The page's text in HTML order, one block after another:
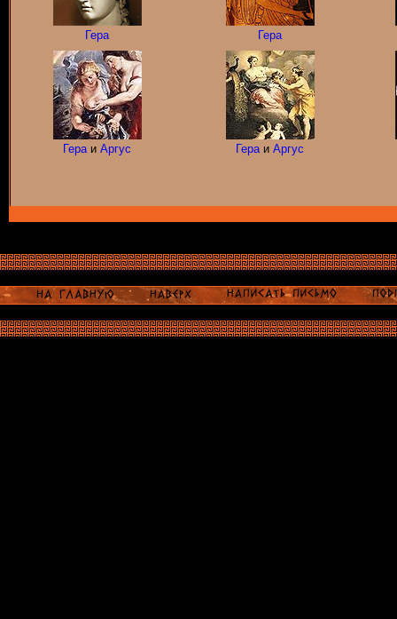
Гера Гера
Гераи Аргус Гераи Аргус